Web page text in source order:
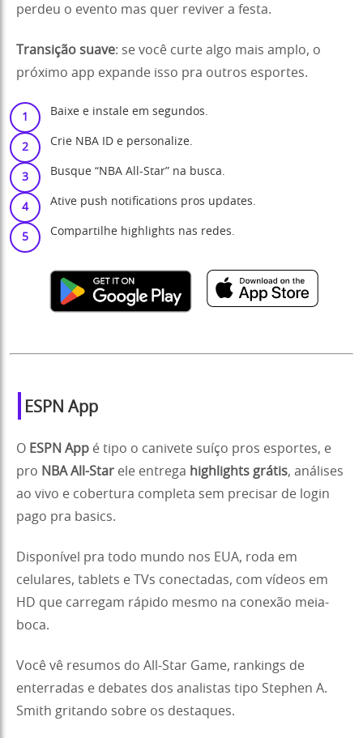
perdeu o evento mas quer reviver a festa.
Transição suave: se você curte algo mais amplo, o
próximo app expande isso pra outros esportes.
Baixe e instale em segundos.
Crie NBA ID e personalize.
Busque “NBA All-Star” na busca.
Ative push notifications pros updates.
Compartilhe highlights nas redes.
ESPN App
O ESPN App é tipo o canivete suíço pros esportes, e
pro NBA All-Star ele entrega highlights grátis, análises
ao vivo e cobertura completa sem precisar de login
pago pra basics.
Disponível pra todo mundo nos EUA, roda em
celulares, tablets e TVs conectadas, com vídeos em
HD que carregam rápido mesmo na conexão meia-
boca.
Você vê resumos do All-Star Game, rankings de
enterradas e debates dos analistas tipo Stephen A.
Smith gritando sobre os destaques.